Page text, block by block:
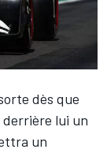
dès que
derrière lui un
un